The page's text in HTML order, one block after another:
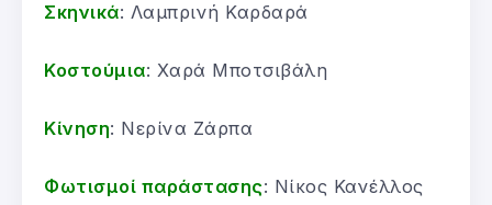
Σκηνικά: Λαμπρινή Καρδαρά
Κοστούμια: Χαρά Μποτσιβάλη
Κίνηση: Νερίνα Ζάρπα
Φωτισμοί παράστασης: Νίκος Κανέλλος